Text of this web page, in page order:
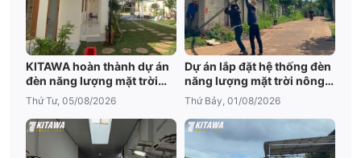
KITAWA hoàn thành dự án
đèn năng lượng mặt trời
sân vườn UFO 600W tại
Đắk Lắk
Thứ Tư, 05/08/2026
Dự án lắp đặt hệ thống đèn
năng lượng mặt trời nông
trại tại Đắk Lắk
Thứ Bảy, 01/08/2026